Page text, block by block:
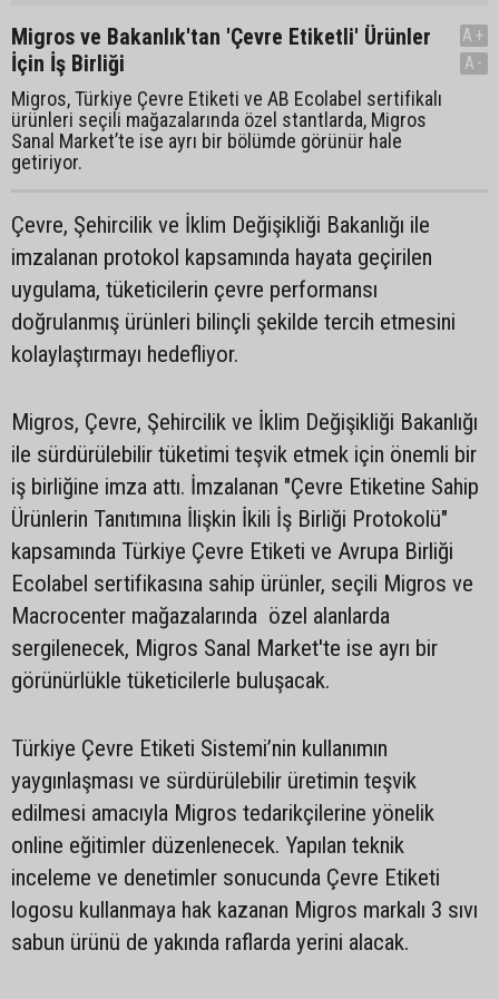
Migros ve Bakanlık'tan 'Çevre Etiketli' Ürünler
İçin İş Birliği
Migros, Türkiye Çevre Etiketi ve AB Ecolabel sertifikalı
ürünleri seçili mağazalarında özel stantlarda, Migros
Sanal Market’te ise ayrı bir bölümde görünür hale
getiriyor.
A+
A-
Çevre, Şehircilik ve İklim Değişikliği Bakanlığı ile
imzalanan protokol kapsamında hayata geçirilen
uygulama, tüketicilerin çevre performansı
doğrulanmış ürünleri bilinçli şekilde tercih etmesini
kolaylaştırmayı hedefliyor.
Migros, Çevre, Şehircilik ve İklim Değişikliği Bakanlığı
ile sürdürülebilir tüketimi teşvik etmek için önemli bir
iş birliğine imza attı. İmzalanan "Çevre Etiketine Sahip
Ürünlerin Tanıtımına İlişkin İkili İş Birliği Protokolü"
kapsamında Türkiye Çevre Etiketi ve Avrupa Birliği
Ecolabel sertifikasına sahip ürünler, seçili Migros ve
Macrocenter mağazalarında özel alanlarda
sergilenecek, Migros Sanal Market'te ise ayrı bir
görünürlükle tüketicilerle buluşacak.
Türkiye Çevre Etiketi Sistemi’nin kullanımın
yaygınlaşması ve sürdürülebilir üretimin teşvik
edilmesi amacıyla Migros tedarikçilerine yönelik
online eğitimler düzenlenecek. Yapılan teknik
inceleme ve denetimler sonucunda Çevre Etiketi
logosu kullanmaya hak kazanan Migros markalı 3 sıvı
sabun ürünü de yakında raflarda yerini alacak.